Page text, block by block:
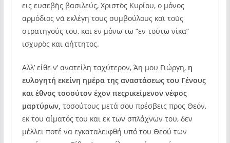
εις ευσεβὴς βασιλεύς, Χριστὸς Κυρίου, ο μόνος
αρμόδιος νὰ εκλέγη τους συμβούλους καὶ τοὺς
στρατηγούς του, και εν μόνω τω “εν τούτω νίκα”
ισχυρὸς και αήττητος.
Αλλ’ είθε ν’ ανατείλη ταχύτερον, Άη μου Γιώργη, η
ευλογητή εκείνη ημέρα της αναστάσεως του Γένους
και έθνος τοσούτον έχον πεςρικείμενον νέφος
μαρτύρων, τοσούτους μετά σου πρέσβεις προς Θεόν,
εκ του αίματός του και εκ των σπλάχνων του, δεν
μέλλει ποτέ να εγκαταλειφθή υπό του Θεού των